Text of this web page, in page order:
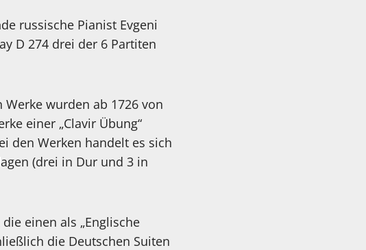
russische Pianist Evgeni
D 274 drei der 6 Partiten
Werke wurden ab 1726 von
einer „Clavir Übung“
den Werken handelt es sich
(drei in Dur und 3 in
einen als „Englische
die Deutschen Suiten